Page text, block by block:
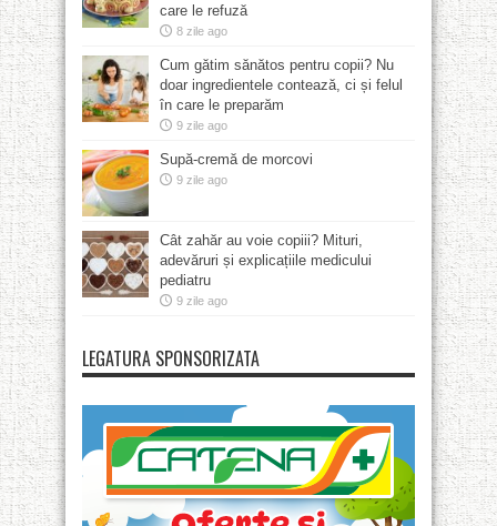
care le refuză
8 zile ago
Cum gătim sănătos pentru copii? Nu
doar ingredientele contează, ci și felul
în care le preparăm
9 zile ago
Supă-cremă de morcovi
9 zile ago
Cât zahăr au voie copiii? Mituri,
adevăruri și explicațiile medicului
pediatru
9 zile ago
LEGATURA SPONSORIZATA